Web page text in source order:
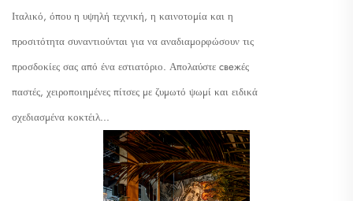
Ιταλικό, όπου η υψηλή τεχνική, η καινοτομία και η
προσιτότητα συναντιούνται για να αναδιαμορφώσουν τις
προσδοκίες σας από ένα εστιατόριο. Απολαύστε свежές
παστές, χειροποιημένες πίτσες με ζυμωτό ψωμί και ειδικά
σχεδιασμένα κοκτέιλ...